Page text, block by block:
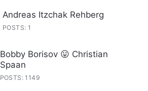
Andreas Itzchak Rehberg
POSTS: 1
Bobby Borisov 😛 Christian
Spaan
POSTS: 1149